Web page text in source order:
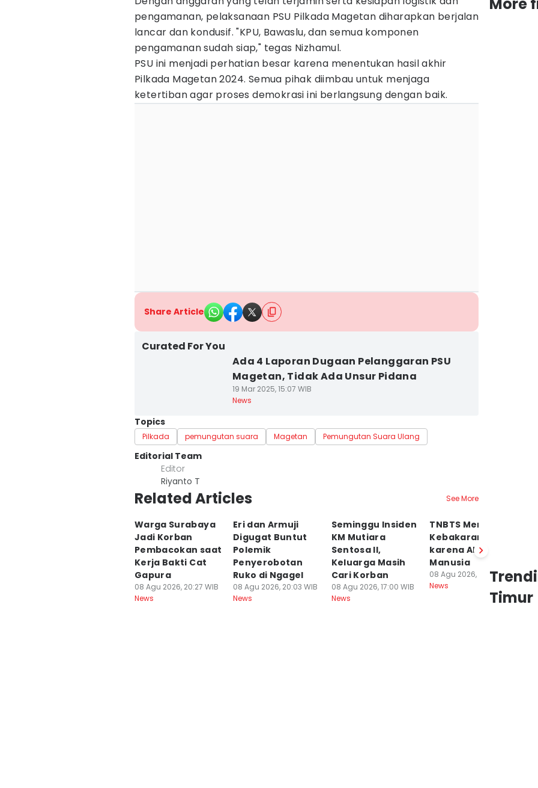
pengamanan, pelaksanaan PSU Pilkada Magetan diharapkan berjalan
lancar dan kondusif. "KPU, Bawaslu, dan semua komponen
pengamanan sudah siap," tegas Nizhamul.
PSU ini menjadi perhatian besar karena menentukan hasil akhir
Pilkada Magetan 2024. Semua pihak diimbau untuk menjaga
ketertiban agar proses demokrasi ini berlangsung dengan baik.
Share Article
Curated For You
Ada 4 Laporan Dugaan Pelanggaran PSU
Magetan, Tidak Ada Unsur Pidana
19 Mar 2025, 15:07 WIB
News
Topics
Pilkada pemungutan suara Magetan Pemungutan Suara Ulang
Editorial Team
Editor
Riyanto T
Related Articles See More
Warga Surabaya
Jadi Korban
Pembacokan saat
Kerja Bakti Cat
Gapura
08 Agu 2026, 20:27 WIB
News
Eri dan Armuji
Digugat Buntut
Polemik
Penyerobotan
Ruko di Ngagel
08 Agu 2026, 20:03 WIB
News
Seminggu Insiden
KM Mutiara
Sentosa II,
Keluarga Masih
Cari Korban
08 Agu 2026, 17:00 WIB
News
TNBTS Menduga
Kebakaran Bromo
karena Aktivitas
Manusia
08 Agu 2026, 14:18 WIB
News
Timur